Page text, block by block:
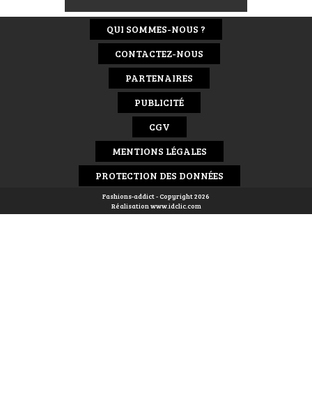
QUI SOMMES-NOUS ?
CONTACTEZ-NOUS
PARTENAIRES
PUBLICITÉ
CGV
MENTIONS LÉGALES
PROTECTION DES DONNÉES
Fashions-addict - Copyright 2026
Réalisationwww.idclic.com